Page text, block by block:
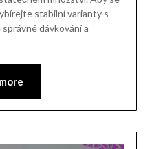
stabilní varianty s
dávkování a